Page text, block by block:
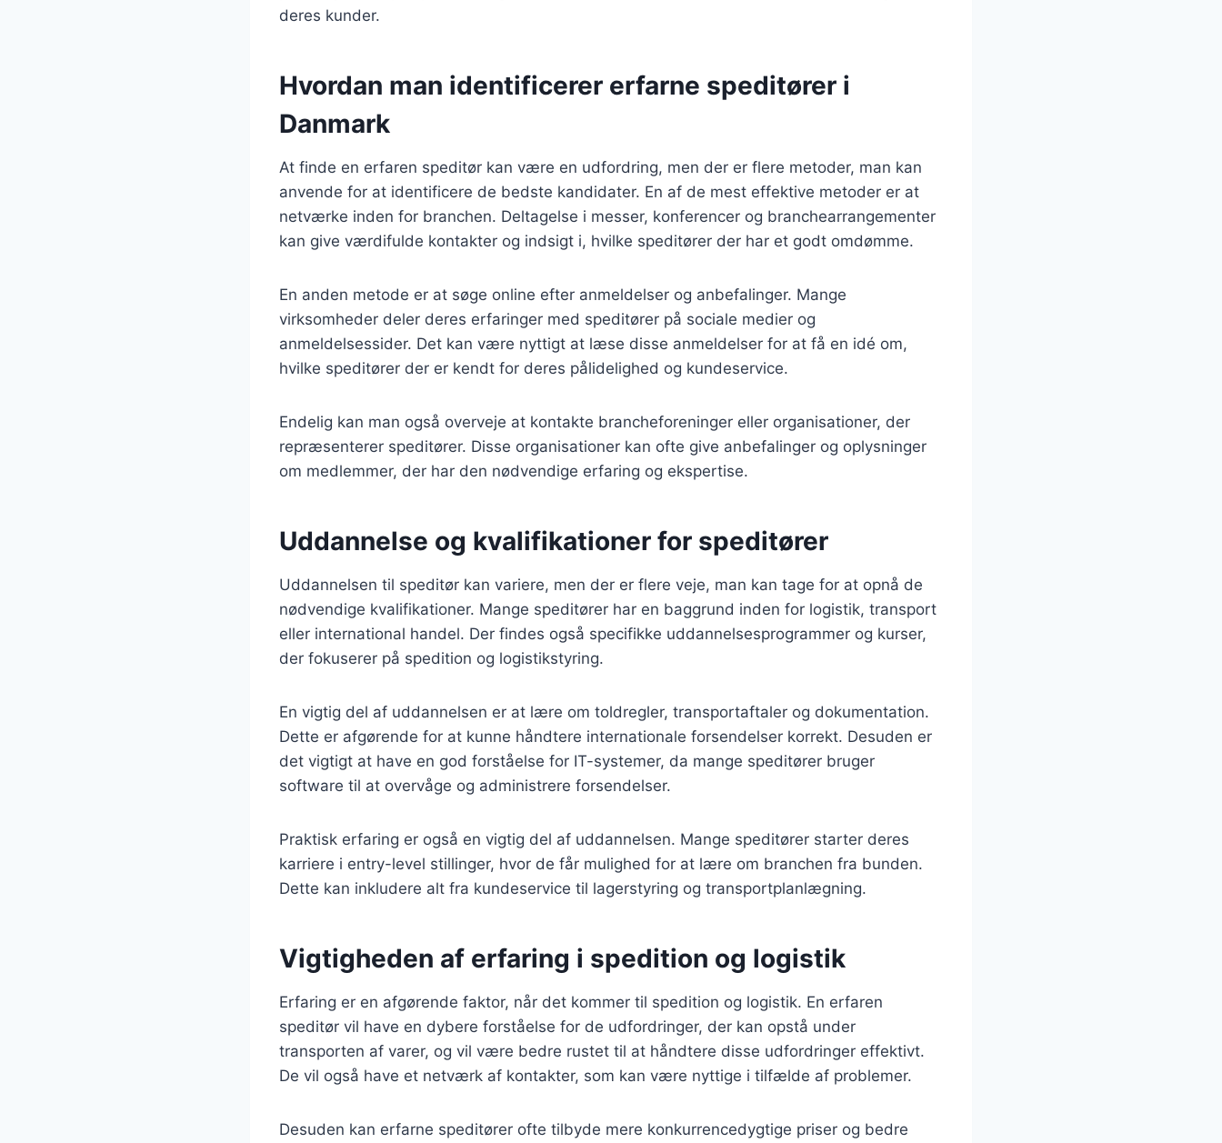
deres kunder.
Hvordan man identificerer erfarne speditører i
Danmark
At finde en erfaren speditør kan være en udfordring, men der er flere metoder, man kan
anvende for at identificere de bedste kandidater. En af de mest effektive metoder er at
netværke inden for branchen. Deltagelse i messer, konferencer og branchearrangementer
kan give værdifulde kontakter og indsigt i, hvilke speditører der har et godt omdømme.
En anden metode er at søge online efter anmeldelser og anbefalinger. Mange
virksomheder deler deres erfaringer med speditører på sociale medier og
anmeldelsessider. Det kan være nyttigt at læse disse anmeldelser for at få en idé om,
hvilke speditører der er kendt for deres pålidelighed og kundeservice.
Endelig kan man også overveje at kontakte brancheforeninger eller organisationer, der
repræsenterer speditører. Disse organisationer kan ofte give anbefalinger og oplysninger
om medlemmer, der har den nødvendige erfaring og ekspertise.
Uddannelse og kvalifikationer for speditører
Uddannelsen til speditør kan variere, men der er flere veje, man kan tage for at opnå de
nødvendige kvalifikationer. Mange speditører har en baggrund inden for logistik, transport
eller international handel. Der findes også specifikke uddannelsesprogrammer og kurser,
der fokuserer på spedition og logistikstyring.
En vigtig del af uddannelsen er at lære om toldregler, transportaftaler og dokumentation.
Dette er afgørende for at kunne håndtere internationale forsendelser korrekt. Desuden er
det vigtigt at have en god forståelse for IT-systemer, da mange speditører bruger
software til at overvåge og administrere forsendelser.
Praktisk erfaring er også en vigtig del af uddannelsen. Mange speditører starter deres
karriere i entry-level stillinger, hvor de får mulighed for at lære om branchen fra bunden.
Dette kan inkludere alt fra kundeservice til lagerstyring og transportplanlægning.
Vigtigheden af erfaring i spedition og logistik
Erfaring er en afgørende faktor, når det kommer til spedition og logistik. En erfaren
speditør vil have en dybere forståelse for de udfordringer, der kan opstå under
transporten af varer, og vil være bedre rustet til at håndtere disse udfordringer effektivt.
De vil også have et netværk af kontakter, som kan være nyttige i tilfælde af problemer.
Desuden kan erfarne speditører ofte tilbyde mere konkurrencedygtige priser og bedre